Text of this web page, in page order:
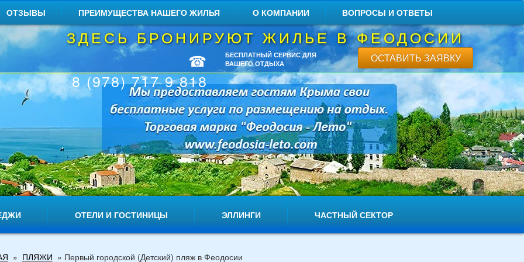
ОТЗЫВЫ ПРЕИМУЩЕСТВА НАШЕГО ЖИЛЬЯ О КОМПАНИИ ВОПРОСЫ И ОТВЕТЫ
ЗДЕСЬ БРОНИРУЮТ ЖИЛЬЕ В ФЕОДОСИИ
☎
8 (978) 717 9 818
БЕСПЛАТНЫЙ СЕРВИС ДЛЯ
ВАШЕГО ОТДЫХА
ОСТАВИТЬ ЗАЯВКУ
ОТЕЛИ И ГОСТИНИЦЫ ЭЛЛИНГИ ЧАСТНЫЙ СЕКТОР
» ПЛЯЖИ » Первый городской (Детский) пляж в Феодосии